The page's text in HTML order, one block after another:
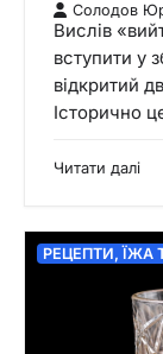
Солодов
Вислів
вступити у
відкритий
Історично
Читати далі
РЕЦЕПТИ, ЇЖА